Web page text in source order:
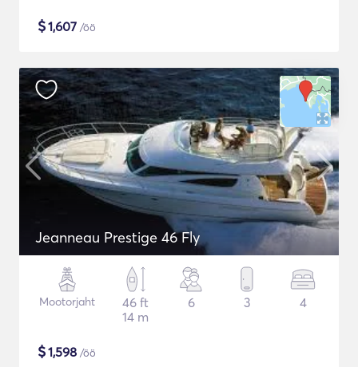
$1,607 /öö
Jeanneau Prestige 46 Fly
Mootorjaht
46 ft
14 m
6 3 4
$1,598 /öö